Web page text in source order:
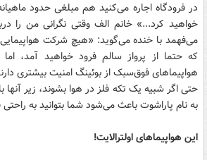
خواهید کرد...» خانم الف وقتی نگرانی من را
می‌فهمد با خنده می‌گوید: «هیچ شرکت
که حتما از پرواز سالم فرود خواهید آمد،
هواپیماهای فوق‌سبک از بوئینگ امنیت بیشتری
حتی اگر شبیه یک تکه فلز در هوا بشوند، زیر
به نام پاراشوت باعث می‌شود شما بتوانید به راحتی
این هواپیماهای اولترالایت!